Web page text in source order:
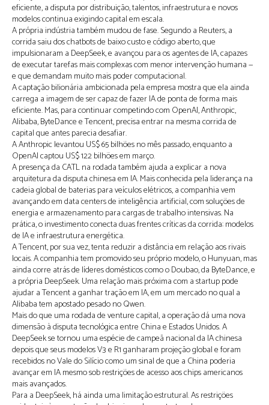
eficiente, a disputa por distribuição, talentos, infraestrutura e novos
modelos continua exigindo capital em escala.
A própria indústria também mudou de fase. Segundo a Reuters, a
corrida saiu dos chatbots de baixo custo e código aberto, que
impulsionaram a DeepSeek, e avançou para os agentes de IA, capazes
de executar tarefas mais complexas com menor intervenção humana —
e que demandam muito mais poder computacional.
A captação bilionária ambicionada pela empresa mostra que ela ainda
carrega a imagem de ser capaz de fazer IA de ponta de forma mais
eficiente. Mas, para continuar competindo com OpenAI, Anthropic,
Alibaba, ByteDance e Tencent, precisa entrar na mesma corrida de
capital que antes parecia desafiar.
A Anthropic levantou US$ 65 bilhões no mês passado, enquanto a
OpenAI captou US$ 122 bilhões em março.
A presença da CATL na rodada também ajuda a explicar a nova
arquitetura da disputa chinesa em IA. Mais conhecida pela liderança na
cadeia global de baterias para veículos elétricos, a companhia vem
avançando em data centers de inteligência artificial, com soluções de
energia e armazenamento para cargas de trabalho intensivas. Na
prática, o investimento conecta duas frentes críticas da corrida: modelos
de IA e infraestrutura energética.
A Tencent, por sua vez, tenta reduzir a distância em relação aos rivais
locais. A companhia tem promovido seu próprio modelo, o Hunyuan, mas
ainda corre atrás de líderes domésticos como o Doubao, da ByteDance, e
a própria DeepSeek. Uma relação mais próxima com a startup pode
ajudar a Tencent a ganhar tração em IA, em um mercado no qual a
Alibaba tem apostado pesado no Qwen.
Mais do que uma rodada de venture capital, a operação dá uma nova
dimensão à disputa tecnológica entre China e Estados Unidos. A
DeepSeek se tornou uma espécie de campeã nacional da IA chinesa
depois que seus modelos V3 e R1 ganharam projeção global e foram
recebidos no Vale do Silício como um sinal de que a China poderia
avançar em IA mesmo sob restrições de acesso aos chips americanos
mais avançados.
Para a DeepSeek, há ainda uma limitação estrutural. As restrições